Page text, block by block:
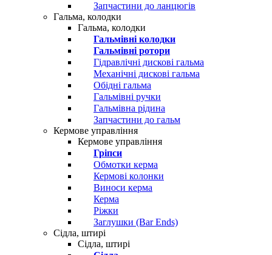
Запчастини до ланцюгів
Гальма, колодки
Гальма, колодки
Гальмівні колодки
Гальмівні ротори
Гідравлічні дискові гальма
Механічні дискові гальма
Обідні гальма
Гальмівні ручки
Гальмівна рідина
Запчастини до гальм
Кермове управління
Кермове управління
Гріпси
Обмотки керма
Кермові колонки
Виноси керма
Керма
Ріжки
Заглушки (Bar Ends)
Сідла, штирі
Сідла, штирі